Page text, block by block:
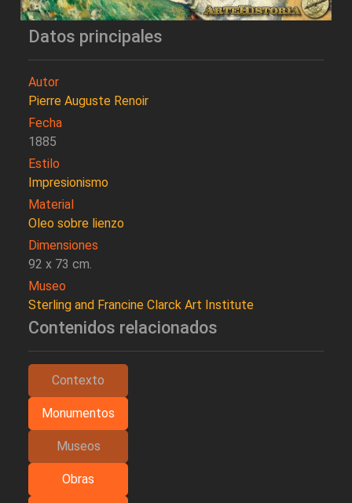
Datos principales
Autor
Pierre Auguste Renoir
Fecha
1885
Estilo
Impresionismo
Material
Oleo sobre lienzo
Dimensiones
92 x 73 cm.
Museo
Sterling and Francine Clarck Art Institute
Contenidos relacionados
Contexto
Monumentos
Museos
Obras